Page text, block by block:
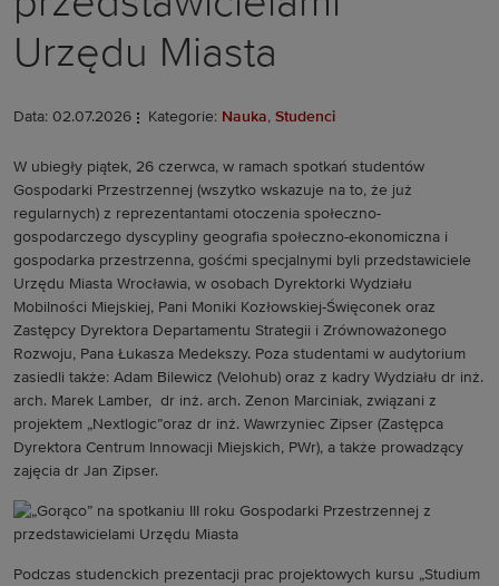
Urzędu Miasta
Data: 02.07.2026 Kategorie: Nauka, Studenci
W ubiegły piątek, 26 czerwca, w ramach spotkań studentów
Gospodarki Przestrzennej (wszytko wskazuje na to, że już
regularnych) z reprezentantami otoczenia społeczno-
gospodarczego dyscypliny geografia społeczno-ekonomiczna i
gospodarka przestrzenna, gośćmi specjalnymi byli przedstawiciele
Urzędu Miasta Wrocławia, w osobach Dyrektorki Wydziału
Mobilności Miejskiej, Pani Moniki Kozłowskiej-Święconek oraz
Zastępcy Dyrektora Departamentu Strategii i Zrównoważonego
Rozwoju, Pana Łukasza Medekszy. Poza studentami w audytorium
zasiedli także: Adam Bilewicz (Velohub) oraz z kadry Wydziału dr inż.
arch. Marek Lamber, dr inż. arch. Zenon Marciniak, związani z
projektem „Nextlogic”oraz dr inż. Wawrzyniec Zipser (Zastępca
Dyrektora Centrum Innowacji Miejskich, PWr), a także prowadzący
zajęcia dr Jan Zipser.
Podczas studenckich prezentacji prac projektowych kursu „Studium